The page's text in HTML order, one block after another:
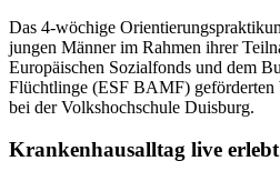
Das 4-wöchige
jungen Männer im Rahmen ihrer
Europäischen Sozialfonds und dem
Flüchtlinge (ESF BAMF) geförderten
bei der Volkshochschule Duisburg.
Krankenhausalltag live erlebt